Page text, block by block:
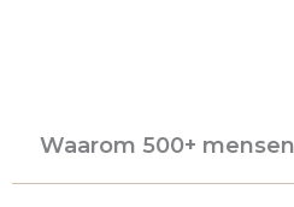
Waarom 500+